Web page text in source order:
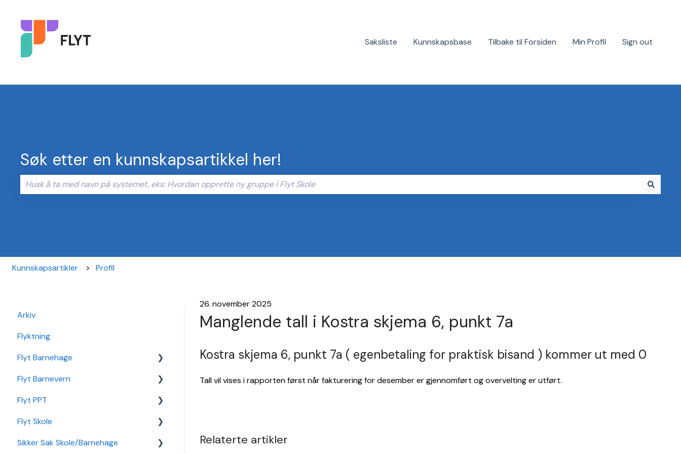
Saksliste Kunnskapsbase Tilbake til Forsiden Min Profil Sign out
Søk etter en kunnskapsartikkel her!
Kunnskapsartikler Profil
26. november 2025
Manglende tall i Kostra skjema 6, punkt 7a
Kostra skjema 6, punkt 7a ( egenbetaling for praktisk bisand ) kommer ut med 0
Tall vil vises i rapporten først når fakturering for desember er gjennomført og overvelting er utført.
Relaterte artikler
Arkiv
Flyktning
Flyt Barnehage
Flyt Barnehage Hjelpeside
Min Barnehage (app)
Redusert foreldrebetaling
Sikker Sak Barnehage
Flyt Barnevern
Autopay
Vedtak
Ansatt
Flyt PPT
Statistikk
Flyt Skole
Integrasjon Sikker Sak
Sikker Sak Skole/Barnehage